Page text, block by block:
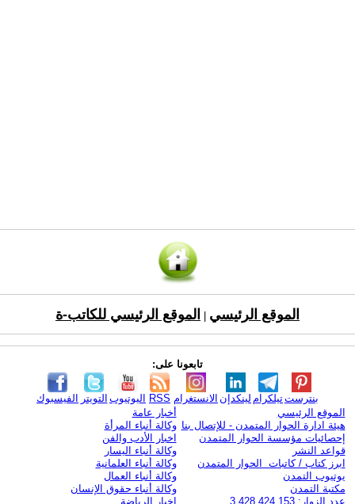
الموقع الرئيسي الموقع الرئيسي للكاتب-ة
تابعونا على:
الفيسبوك التويتر اليوتيوب RSS الانستغرام لينكدإن تيلكرامبنترست
الموقع الرئيسي
هيئة ادارة الحوار المتمدن - للإتصال بنا
إحصائيات مؤسسة الحوار المتمدن
قواعد النشر
ابرز كتاب / كاتبات الحوار المتمدن
يوتيوب التمدن
مكتبة التمدن
عدد الزوار: 3,428,424,153
أخبار عامة
وكالة أنباء المرأة
اخبار الأدب والفن
وكالة أنباء اليسار
وكالة أنباء العلمانية
وكالة أنباء العمال
وكالة أنباء حقوق الإنسان
اخبار الرياضة